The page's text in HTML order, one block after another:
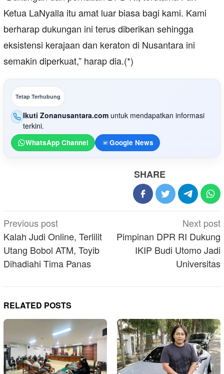
Ketua LaNyalla itu amat luar biasa bagi kami. Kami
berharap dukungan ini terus diberikan sehingga
eksistensi kerajaan dan keraton di Nusantara ini
semakin diperkuat,” harap dia.(*)
Tetap Terhubung
Ikuti Zonanusantara.com untuk mendapatkan informasi
terkini.
WhatsApp Channel Google News
SHARE
Post
navigation
Previous post
Kalah Judi Online, Terlilit
Utang Bobol ATM, Toyib
Dihadiahi Tima Panas
Next post
Pimpinan DPR RI Dukung
IKIP Budi Utomo Jadi
Universitas
RELATED POSTS